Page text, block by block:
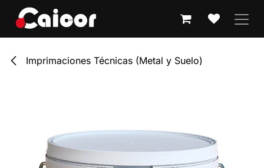
Imprimaciones Técnicas (Metal y Suelo)